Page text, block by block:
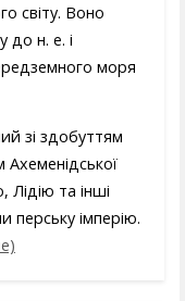
світу. Воно
до н. е. і
моря
зі здобуттям
Лідію та інші
перську імперію.